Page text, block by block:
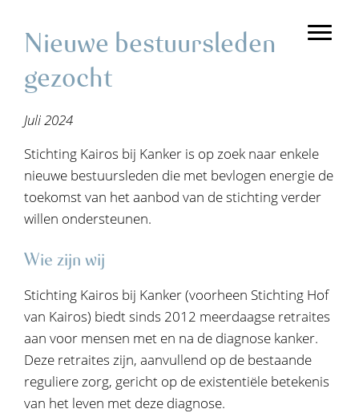
naar
de
hoofdnavigatie
naar
de
hoofd
Nieuwe bestuursleden
gezocht
Juli 2024
Stichting Kairos bij Kanker is op zoek naar enkele
nieuwe bestuursleden die met bevlogen energie de
toekomst van het aanbod van de stichting verder
willen ondersteunen.
Wie zijn wij
Stichting Kairos bij Kanker (voorheen Stichting Hof
van Kairos) biedt sinds 2012 meerdaagse retraites
aan voor mensen met en na de diagnose kanker.
Deze retraites zijn, aanvullend op de bestaande
reguliere zorg, gericht op de existentiële betekenis
van het leven met deze diagnose.